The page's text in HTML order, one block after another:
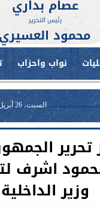
عصام بداري
رئيس التحرير
محمود العسيري
نواب واحزاب
السبت، 26 أبريل 2025
تحرير
اشرف
وزير الداخلية